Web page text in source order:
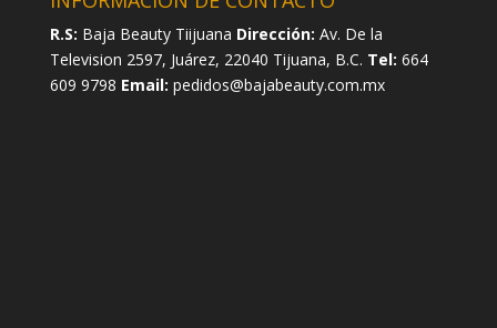
R.S: Baja Beauty Tiijuana Dirección: Av. De la
Television 2597, Juárez, 22040 Tijuana, B.C. Tel: 664
609 9798 Email: pedidos@bajabeauty.com.mx